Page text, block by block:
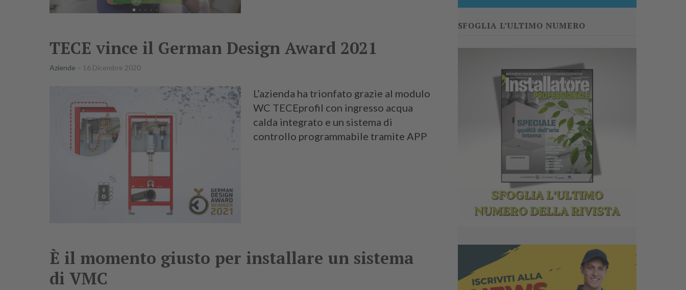
TECE vince il German Design Award 2021
Aziende 16 Dicembre 2020
L’azienda ha trionfato grazie al modulo
WC TECEprofil con ingresso acqua
calda integrato e un sistema di
controllo programmabile tramite APP
È il momento giusto per installare un sistema
di VMC
SFOGLIA L’ULTIMO NUMERO